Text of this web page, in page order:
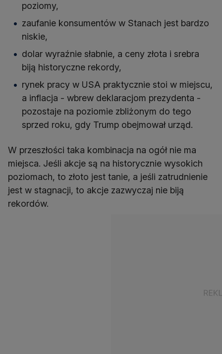
poziomy,
zaufanie konsumentów w Stanach jest bardzo
niskie,
dolar wyraźnie słabnie, a ceny złota i srebra
biją historyczne rekordy,
rynek pracy w USA praktycznie stoi w miejscu,
a inflacja - wbrew deklaracjom prezydenta -
pozostaje na poziomie zbliżonym do tego
sprzed roku, gdy Trump obejmował urząd.
W przeszłości taka kombinacja na ogół nie ma
miejsca. Jeśli akcje są na historycznie wysokich
poziomach, to złoto jest tanie, a jeśli zatrudnienie
jest w stagnacji, to akcje zazwyczaj nie biją
rekordów.